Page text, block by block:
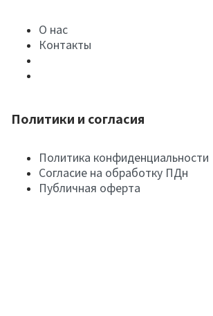
О нас
Контакты
Политики и согласия
Политика конфиденциальности
Согласие на обработку ПДн
Публичная оферта